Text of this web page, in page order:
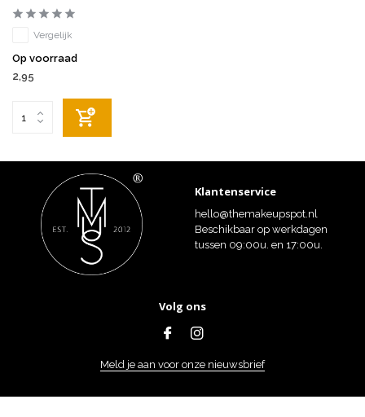
Vergelijk
Op voorraad
2,95
Klantenservice
hello@themakeupspot.nl
Beschikbaar op werkdagen
tussen 09:00u. en 17:00u.
Volg ons
Meld je aan voor onze nieuwsbrief